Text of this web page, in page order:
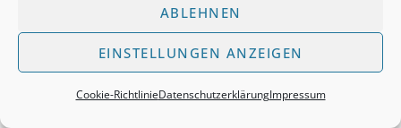
ABLEHNEN
EINSTELLUNGEN ANZEIGEN
Cookie-RichtlinieDatenschutzerklärungImpressum
Gesellschafter_Senftenberg
Kooperationen
KWG mbH Senftenberg